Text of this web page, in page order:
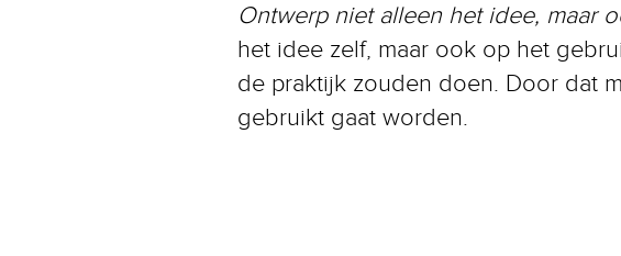
Ontwerp niet alleen het idee, maar
het idee zelf, maar ook op het
de praktijk zouden doen. Door dat
gebruikt gaat worden.